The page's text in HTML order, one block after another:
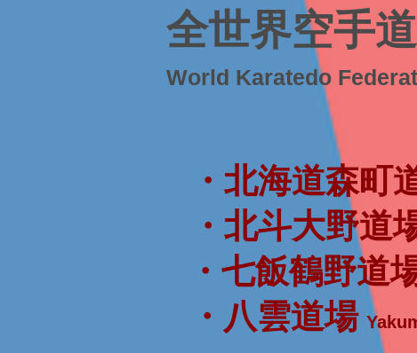
全世界空手
World Karatedo
・北海道森町
・北斗大野道
・七飯鶴野道
・八雲道場